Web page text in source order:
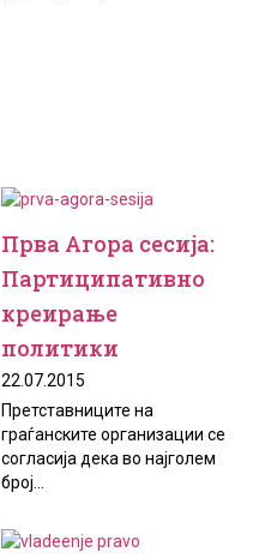
Прва Агора сесија:
Партиципативно
креирање
политики
22.07.2015
Претставниците на
граѓанските организации се
согласија дека во најголем
број...